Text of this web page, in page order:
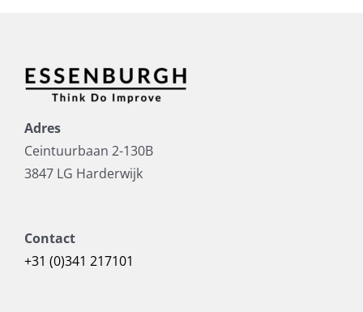
Adres
Ceintuurbaan 2-130B
3847 LG Harderwijk
Contact
+31 (0)341 217101